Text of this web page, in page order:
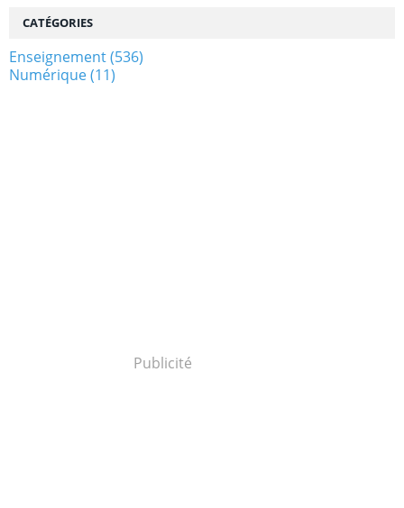
CATÉGORIES
Enseignement(536)
Numérique(11)
Publicité